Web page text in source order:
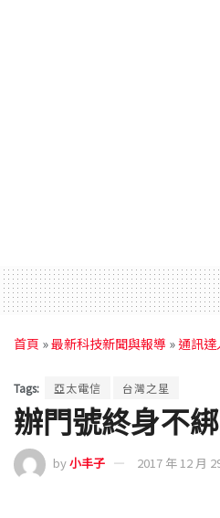
首頁 »最新科技新聞與報導 »通訊達
Tags: 亞太電信 台灣之星
辦門號終身不
by小丰子 2017 年 12 月